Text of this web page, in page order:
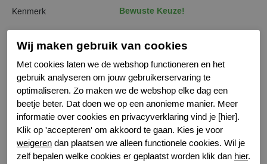
Kenmerk
Bewuste Keuze!
Gerelateerde producten
-50% -50%
Wij maken gebruik van cookies
Met cookies laten we de webshop functioneren en het
gebruik analyseren om jouw gebruikerservaring te
optimaliseren. Zo maken we de webshop elke dag een
beetje beter. Dat doen we op een anonieme manier. Meer
informatie over cookies en privacyverklaring vind je [hier].
Klik op 'accepteren' om akkoord te gaan. Kies je voor
weigeren dan plaatsen we alleen functionele cookies. Wil je
zelf bepalen welke cookies er geplaatst worden klik dan hier.